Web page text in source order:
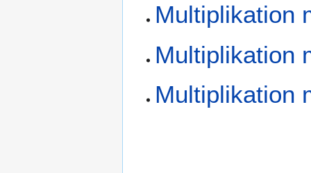
Multiplikation
Multiplikation
Multiplikation